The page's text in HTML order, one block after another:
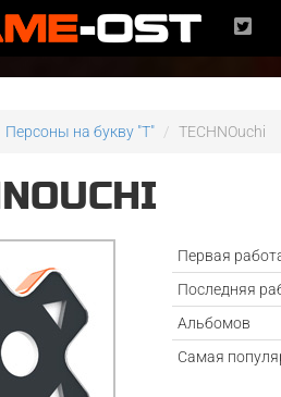
Персоны на букву "T" TECHNOuchi
Первая
Последняя
Альбомов
Самая